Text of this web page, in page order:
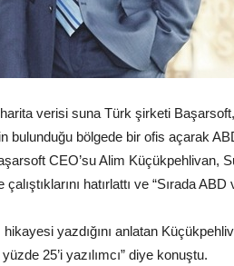
verisi suna Türk şirketi
bulunduğu bölgede bir ofis açarak
CEO’su Alim Küçükpehlivan,
hatırlattı ve “Sırada ABD
yazdığını anlatan
25’i yazılımcı” diye konuştu.